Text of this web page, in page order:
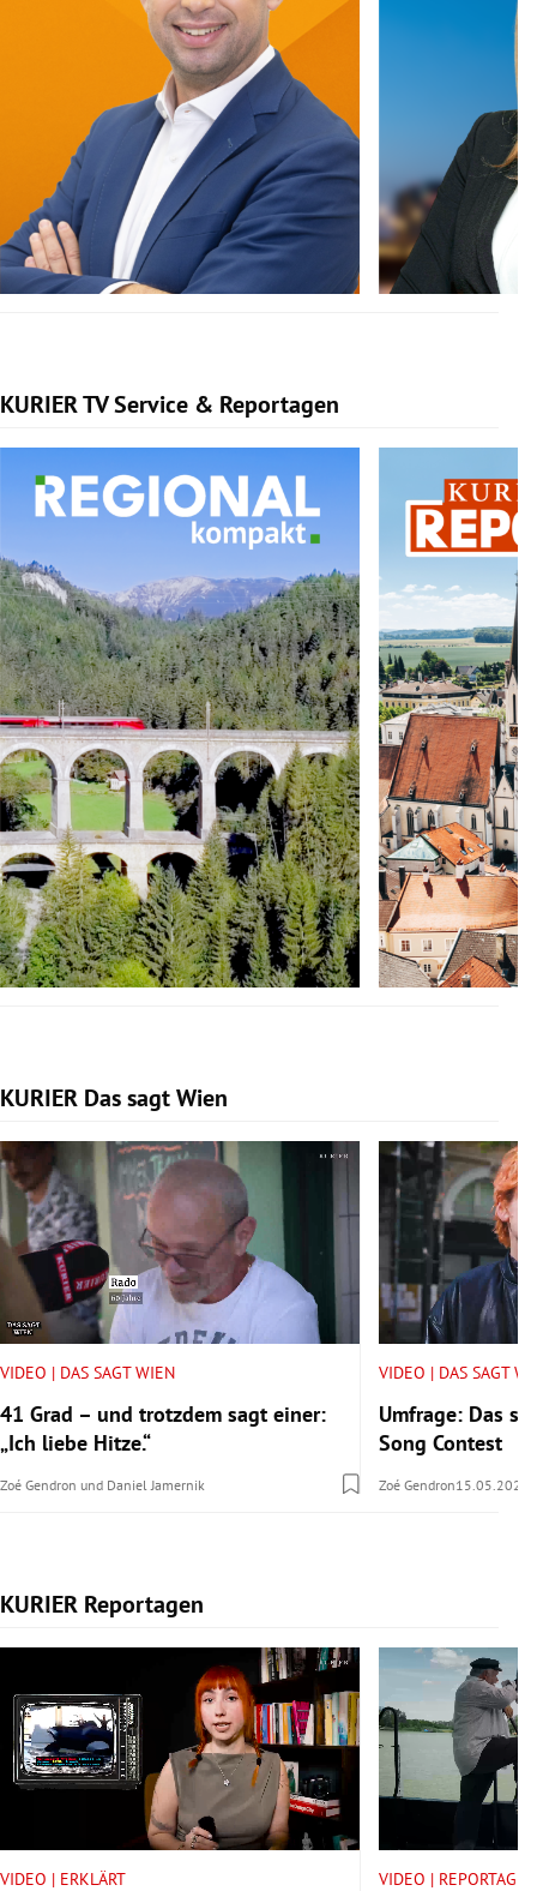
KURIER TV Service & Reportagen
Slide 1 von 3
KURIER Das sagt Wien
Slide 1 von 14
VIDEO | DAS SAGT WIEN
41 Grad – und trotzdem sagt einer:
„Ich liebe Hitze.“
Zoé Gendron und Daniel Jamernik
VIDEO | DAS SAGT
Umfrage: Das
Song Contest
Zoé Gendron15.05.2026
KURIER Reportagen
Slide 1 von 14
VIDEO | ERKLÄRT VIDEO | REPORTAGE